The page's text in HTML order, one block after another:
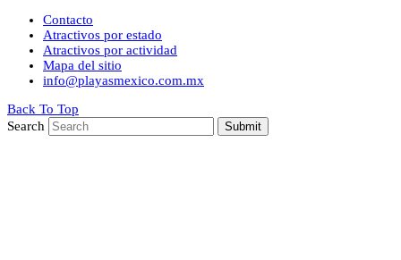
Contacto
Atractivos por estado
Atractivos por actividad
Mapa del sitio
info@playasmexico.com.mx
Back To Top
Search
Submit